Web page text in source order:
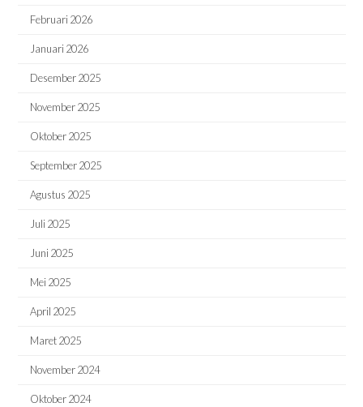
Februari 2026
Januari 2026
Desember 2025
November 2025
Oktober 2025
September 2025
Agustus 2025
Juli 2025
Juni 2025
Mei 2025
April 2025
Maret 2025
November 2024
Oktober 2024